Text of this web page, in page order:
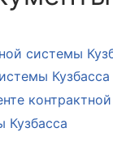
системы
Кузбасса
Кузбасса